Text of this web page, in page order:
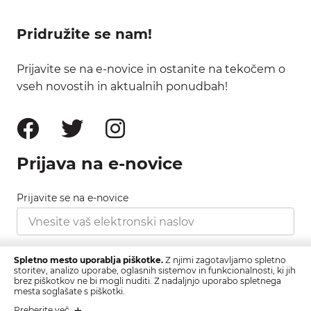
Pridružite se nam!
Prijavite se na e-novice in ostanite na tekočem o
vseh novostih in aktualnih ponudbah!
Prijava na e-novice
Prijavite se na e-novice
Strinjam se s pravilnikom zasebnosti, ki ga najdete
tukaj.
Spletno mesto uporablja piškotke. Z njimi zagotavljamo spletno
storitev, analizo uporabe, oglasnih sistemov in funkcionalnosti, ki jih
brez piškotkov ne bi mogli nuditi. Z nadaljnjo uporabo spletnega
mesta soglašate s piškotki.